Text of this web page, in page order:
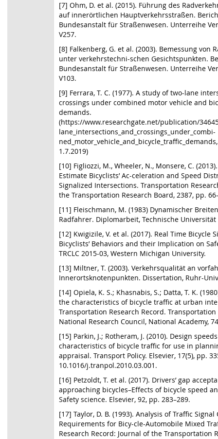
[7] Ohm, D. et al. (2015). Führung des
auf innerörtlichen Hauptverkehrsstraßen.
Bundesanstalt für Straßenwesen. Unterreihe
V257.
[8] Falkenberg, G. et al. (2003). Bemessung von
unter verkehrstechni-schen Gesichtspunkten.
Bundesanstalt für Straßenwesen. Unterreihe
V103.
[9] Ferrara, T. C. (1977). A study of two-lane
crossings under combined motor vehicle and
demands.
(https://www.researchgate.net/publication/
lane_intersections_and_crossings_under_combi-
1.7.2019)
[10] Figliozzi, M., Wheeler, N., Monsere, C.
Estimate Bicyclists’ Ac-celeration and Speed
Signalized Intersections. Transportation
the Transportation Research Board, 2387, pp.
[11] Fleischmann, M. (1983) Dynamischer
Radfahrer. Diplomarbeit, Technische Universität
[12] Kwigizile, V. et al. (2017). Real Time Bicycle
Bicyclists’ Behaviors and their Implication on
TRCLC 2015-03, Western Michigan University.
[13] Miltner, T. (2003). Verkehrsqualität an
Innerortsknotenpunkten. Dissertation, Ruhr-
[14] Opiela, K. S.; Khasnabis, S.; Datta, T. K.
the characteristics of bicycle traffic at urban
Transportation Research Record. Transportation
National Research Council, National Academy,
[15] Parkin, J.; Rotheram, J. (2010). Design
characteristics of bicycle traffic for use in
appraisal. Transport Policy. Elsevier, 17(5), pp.
10.1016/j.tranpol.2010.03.001.
[16] Petzoldt, T. et al. (2017). Drivers’ gap
approaching bicycles–Effects of bicycle speed
Safety science. Elsevier, 92, pp. 283–289.
[17] Taylor, D. B. (1993). Analysis of Traffic
Requirements for Bicy-cle-Automobile Mixed
Research Record: Journal of the Transportation